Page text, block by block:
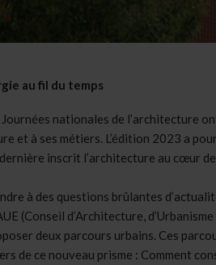
au fil du temps
nationales de l’architecture
et à ses métiers. L’édition 2023 a
inscrit l’architecture au cœur
à des questions brûlantes
(Conseil d’Architecture,
deux parcours urbains. Ces
de ce nouveau prisme : Comment